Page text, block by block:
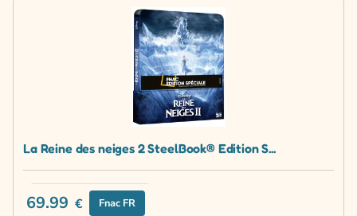
La Reine des neiges 2 SteelBook® Edition S...
69.99 € Fnac FR